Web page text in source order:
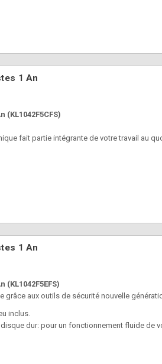
1 An
(KL1042F5CFS)
fait partie intégrante de votre travail au
1 An
grâce aux outils de sécurité nouvelle
inclus.
dur: pour un fonctionnement fluide de